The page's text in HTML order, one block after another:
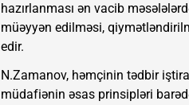
hazırlanması ən vacib
müəyyən edilməsi,
edir.
N.Zamanov, həmçinin tədbir
müdafiənin əsas prinsipləri